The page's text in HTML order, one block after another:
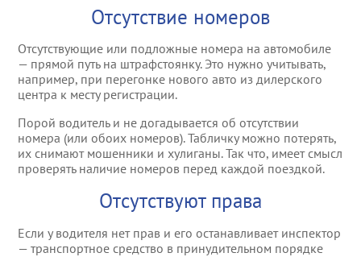
Отсутствие номеров
Отсутствующие или подложные номера на автомобиле
— прямой путь на штрафстоянку. Это нужно учитывать,
например, при перегонке нового авто из дилерского
центра к месту регистрации.
Порой водитель и не догадывается об отсутствии
номера (или обоих номеров). Табличку можно потерять,
их снимают мошенники и хулиганы. Так что, имеет смысл
проверять наличие номеров перед каждой поездкой.
Отсутствуют права
Если у водителя нет прав и его останавливает инспектор
— транспортное средство в принудительном порядке